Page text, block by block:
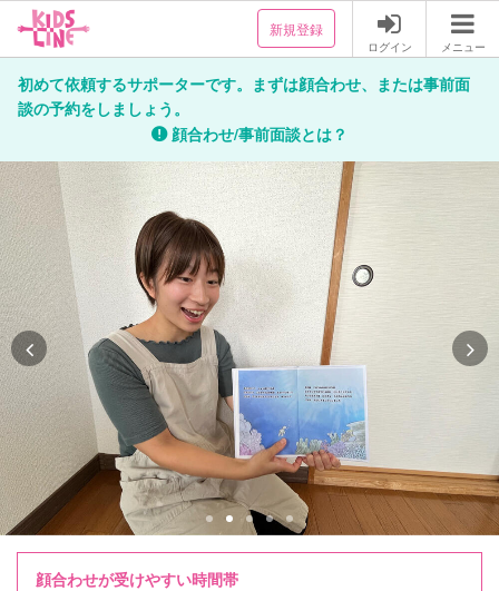
新規登録
ログイン メニュー
初めて依頼するサポーターです。まずは顔合わせ、または事前面
談の予約をしましょう。
顔合わせ/事前面談とは？
顔合わせが受けやすい時間帯